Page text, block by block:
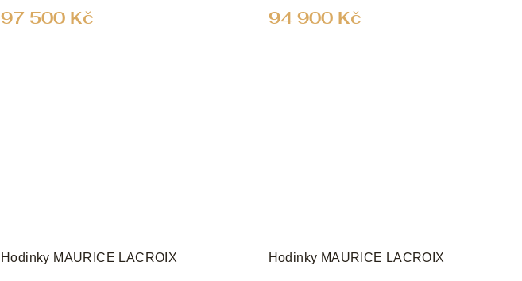
97 500 Kč 94 900 Kč
Hodinky MAURICE LACROIX Hodinky MAURICE LACROIX